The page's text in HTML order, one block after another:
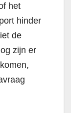
het
hinder
de
zijn er